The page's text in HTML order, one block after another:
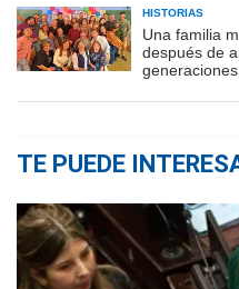
HISTORIAS
Una familia
después de
generaciones
TE PUEDE